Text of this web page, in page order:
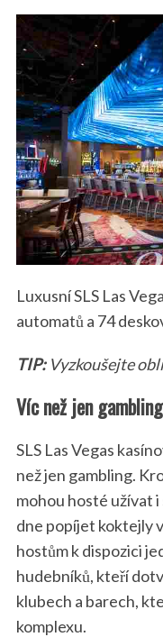
Luxusní SLS Las
automatů a 74
TIP: Vyzkoušejte
Víc než jen gambling
SLS Las Vegas
než jen gambling.
mohou hosté užívat
dne popíjet koktejly
hostům k dispozici
hudebníků, kteří
klubech a barech,
komplexu.